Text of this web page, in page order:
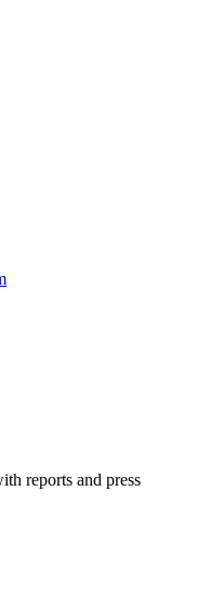
reports and press